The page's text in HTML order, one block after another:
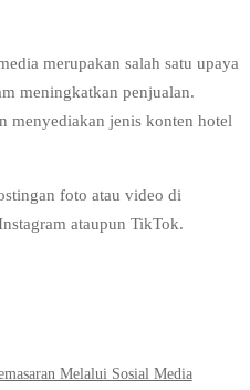
merupakan salah satu upaya
meningkatkan penjualan.
menyediakan jenis konten hotel
foto atau video di
ataupun TikTok.
Melalui Sosial Media